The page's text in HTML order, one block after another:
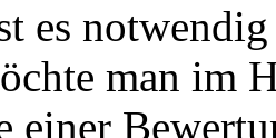
es
man im
einer